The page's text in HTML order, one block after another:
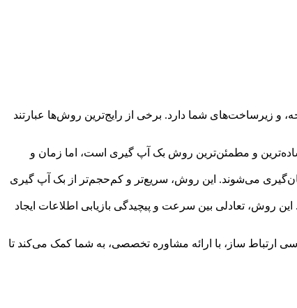
و زیرساخت‌های شما دارد. برخی از رایج‌ترین روش‌ها عبارتند
و مطمئن‌ترین روش بک آپ گیری است، اما زمان و
می‌شوند. این روش، سریع‌تر و کم‌حجم‌تر از بک آپ گیری
روش، تعادلی بین سرعت و پیچیدگی بازیابی اطلاعات ایجاد
ساز، با ارائه مشاوره تخصصی، به شما کمک می‌کند تا